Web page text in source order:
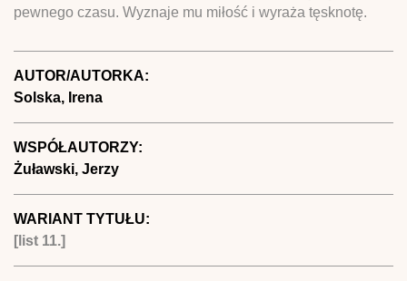
pewnego czasu. Wyznaje mu miłość i wyraża tęsknotę.
AUTOR/AUTORKA:
Solska, Irena
WSPÓŁAUTORZY:
Żuławski, Jerzy
WARIANT TYTUŁU:
[list 11.]